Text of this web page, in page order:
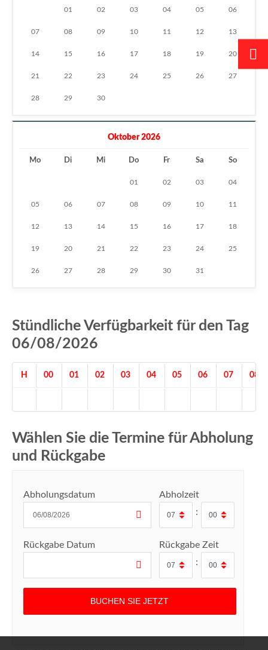
01 02 03 04 05 06
07 08 09 10 11 12 13
14 15 16 17 18 19 20
21 22 23 24 25 26 27
28 29 30
Oktober 2026
Mo Di Mi Do Fr Sa So
01 02 03 04
05 06 07 08 09 10 11
12 13 14 15 16 17 18
19 20 21 22 23 24 25
26 27 28 29 30 31
Stündliche Verfügbarkeit für den Tag
06/08/2026
H 00 01 02 03 04 05 06 07 08
Wählen Sie die Termine für Abholung
und Rückgabe
Abholungsdatum
Abholzeit
:
Rückgabe Datum
Rückgabe Zeit
: